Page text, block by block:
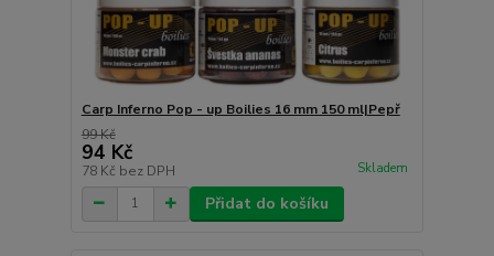
Carp Inferno Pop - up Boilies 16 mm 150 ml|Pepř
99 Kč
94 Kč
78 Kč bez DPH Skladem
Přidat do košíku